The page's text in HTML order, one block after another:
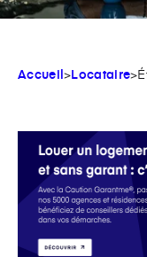
Accueil>Locataire>